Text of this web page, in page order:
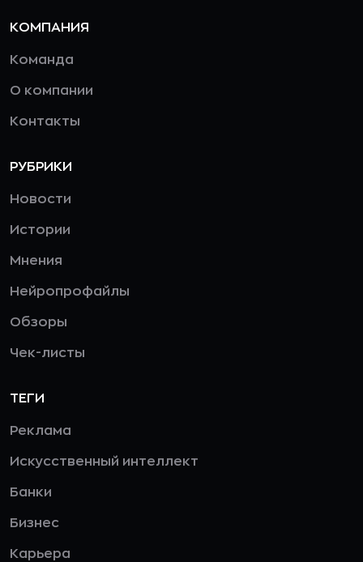
КОМПАНИЯ
Команда
О компании
Контакты
РУБРИКИ
Новости
Истории
Мнения
Нейропрофайлы
Обзоры
Чек-листы
ТЕГИ
Реклама
Искусственный интеллект
Банки
Бизнес
Карьера